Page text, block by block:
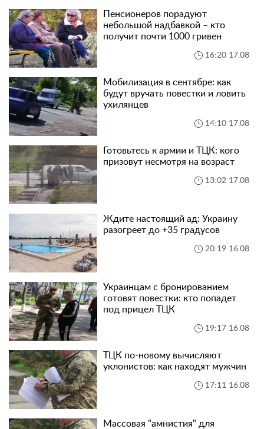
Пенсионеров порадуют
небольшой надбавкой – кто
получит почти 1000 гривен
16:20 17.08
Мобилизация в сентябре: как
будут вручать повестки и ловить
ухилянцев
14:10 17.08
Готовьтесь к армии и ТЦК: кого
призовут несмотря на возраст
13:02 17.08
Ждите настоящий ад: Украину
разогреет до +35 градусов
20:19 16.08
Украинцам с бронированием
готовят повестки: кто попадет
под прицел ТЦК
19:17 16.08
ТЦК по-новому вычисляют
уклонистов: как находят мужчин
17:11 16.08
Массовая "амнистия" для